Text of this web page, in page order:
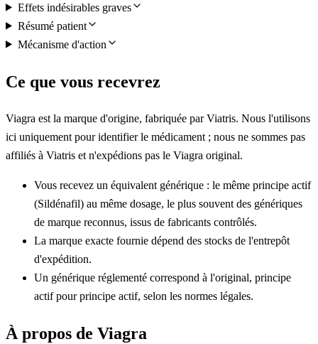
Effets indésirables graves
Résumé patient
Mécanisme d'action
Ce que vous recevrez
Viagra est la marque d'origine, fabriquée par Viatris. Nous l'utilisons
ici uniquement pour identifier le médicament ; nous ne sommes pas
affiliés à Viatris et n'expédions pas le Viagra original.
Vous recevez un équivalent générique : le même principe actif
(Sildénafil) au même dosage, le plus souvent des génériques
de marque reconnus, issus de fabricants contrôlés.
La marque exacte fournie dépend des stocks de l'entrepôt
d'expédition.
Un générique réglementé correspond à l'original, principe
actif pour principe actif, selon les normes légales.
À propos de Viagra